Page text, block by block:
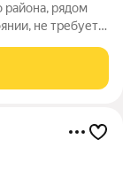
района, рядом
не требует
На кухне,